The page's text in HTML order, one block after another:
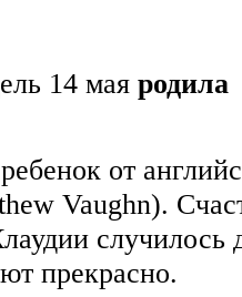
14 мая родила
от
Vaughn).
прекрасно.